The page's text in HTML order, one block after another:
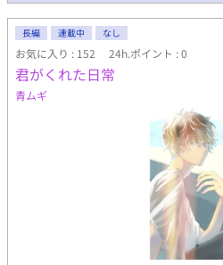
長編 連載中 なし
お気に入り : 152 24h.ポイント : 0
君がくれた日常
青ムギ